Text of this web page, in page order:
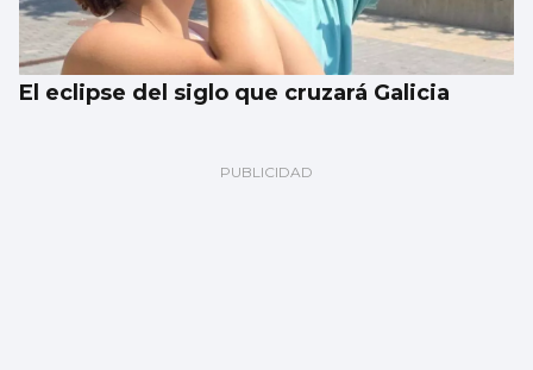
El eclipse del siglo que cruzará Galicia